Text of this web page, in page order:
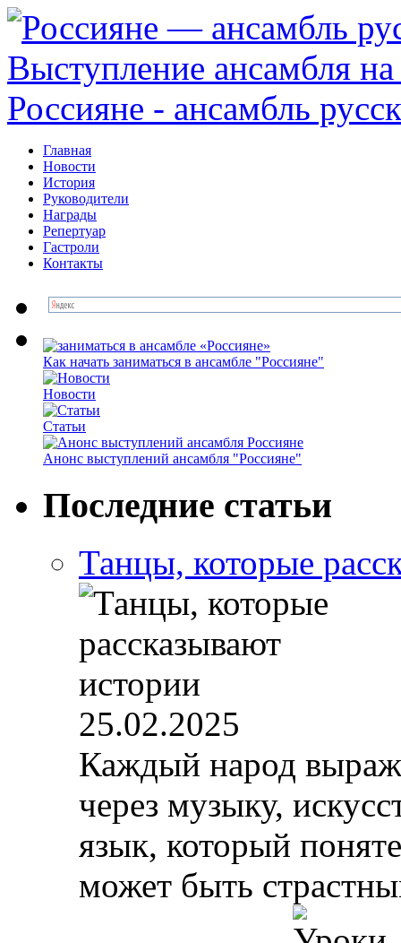
Главная
Новости
История
Руководители
Награды
Репертуар
Гастроли
Контакты
Как начать заниматься в ансамбле "Россияне"
Новоcти
Статьи
Анонс выступлений ансамбля "Россияне"
Последние статьи
Танцы, которые
25.02.2025
Каждый народ
через музыку,
язык, который
может быть